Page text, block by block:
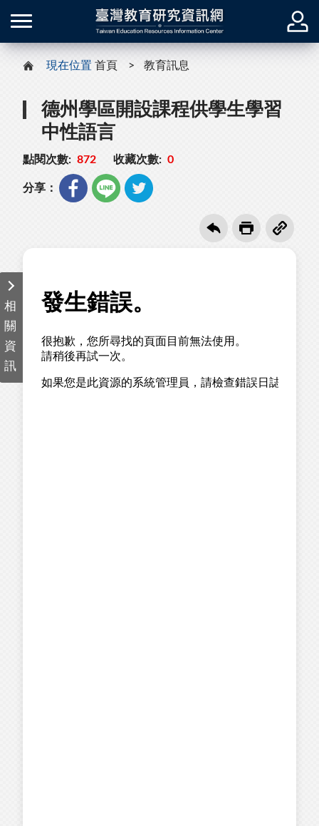
現在位置 首頁 教育訊息
德州學區開設課程供學生學習
中性語言
點閱次數: 872 收藏次數: 0
分享：
相
關
資
訊